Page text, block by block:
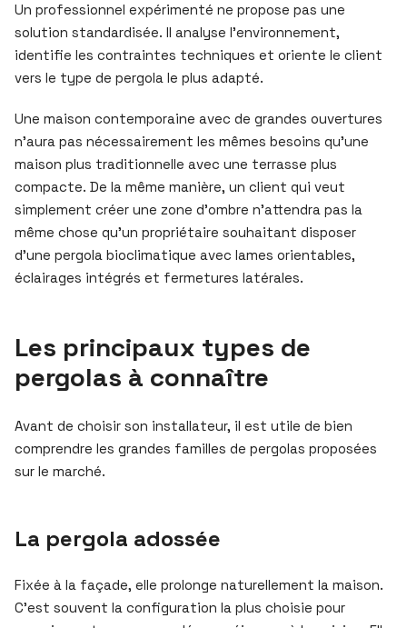
Un professionnel expérimenté ne propose pas une
solution standardisée. Il analyse l’environnement,
identifie les contraintes techniques et oriente le client
vers le type de pergola le plus adapté.
Une maison contemporaine avec de grandes ouvertures
n’aura pas nécessairement les mêmes besoins qu’une
maison plus traditionnelle avec une terrasse plus
compacte. De la même manière, un client qui veut
simplement créer une zone d’ombre n’attendra pas la
même chose qu’un propriétaire souhaitant disposer
d’une pergola bioclimatique avec lames orientables,
éclairages intégrés et fermetures latérales.
Les principaux types de
pergolas à connaître
Avant de choisir son installateur, il est utile de bien
comprendre les grandes familles de pergolas proposées
sur le marché.
La pergola adossée
Fixée à la façade, elle prolonge naturellement la maison.
C’est souvent la configuration la plus choisie pour